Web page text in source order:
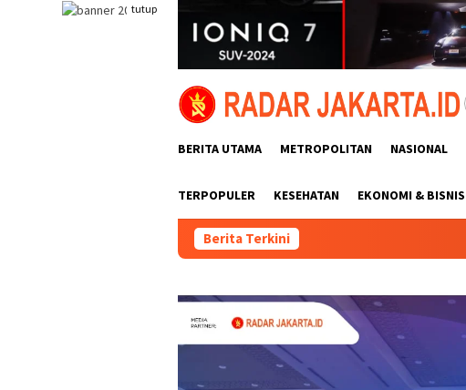
tutup
BERITA UTAMA METROPOLITAN NASIONAL
TERPOPULER KESEHATAN EKONOMI & BISNIS
Berita Terkini